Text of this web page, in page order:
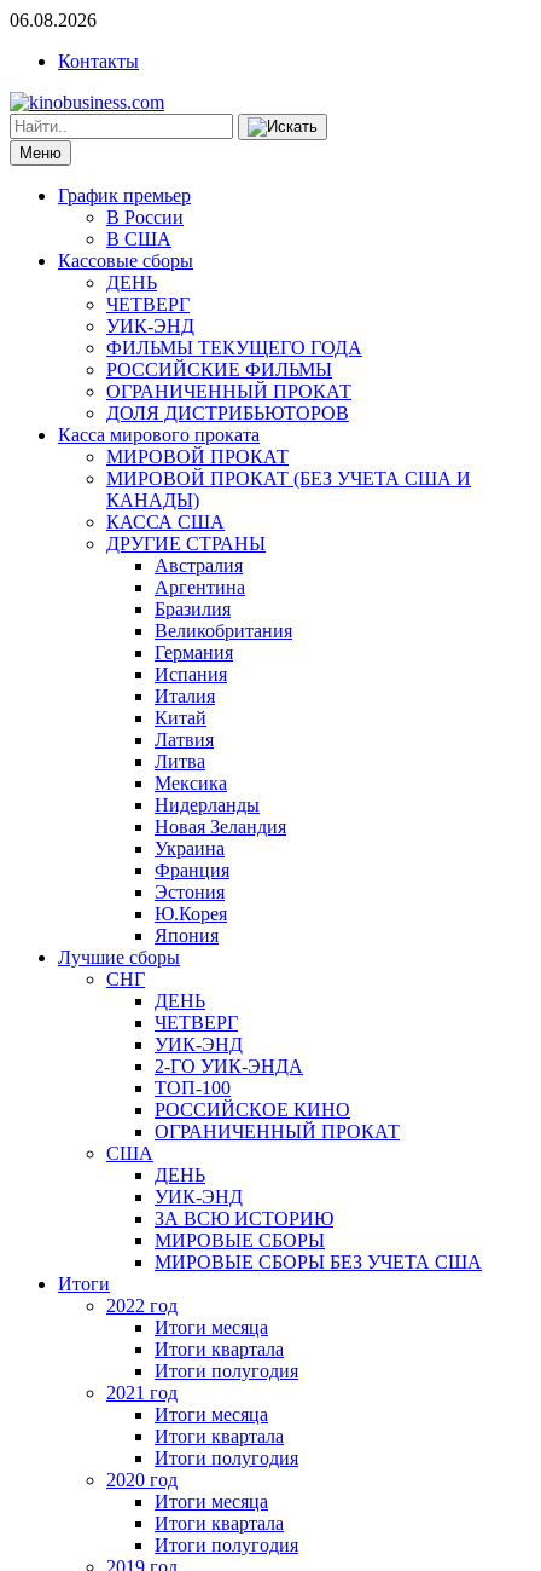
06.08.2026
Контакты
Меню
График премьер
В России
В США
Кассовые сборы
ДЕНЬ
ЧЕТВЕРГ
УИК-ЭНД
ФИЛЬМЫ ТЕКУЩЕГО ГОДА
РОССИЙСКИЕ ФИЛЬМЫ
ОГРАНИЧЕННЫЙ ПРОКАТ
ДОЛЯ ДИСТРИБЬЮТОРОВ
Касса мирового проката
МИРОВОЙ ПРОКАТ
МИРОВОЙ ПРОКАТ (БЕЗ УЧЕТА США И
КАНАДЫ)
КАССА США
ДРУГИЕ СТРАНЫ
Австралия
Аргентина
Бразилия
Великобритания
Германия
Испания
Италия
Китай
Латвия
Литва
Мексика
Нидерланды
Новая Зеландия
Украина
Франция
Эстония
Ю.Корея
Япония
Лучшие сборы
СНГ
ДЕНЬ
ЧЕТВЕРГ
УИК-ЭНД
2-ГО УИК-ЭНДА
ТОП-100
РОССИЙСКОЕ КИНО
ОГРАНИЧЕННЫЙ ПРОКАТ
США
ДЕНЬ
УИК-ЭНД
ЗА ВСЮ ИСТОРИЮ
МИРОВЫЕ СБОРЫ
МИРОВЫЕ СБОРЫ БЕЗ УЧЕТА США
Итоги
2022 год
Итоги месяца
Итоги квартала
Итоги полугодия
2021 год
Итоги месяца
Итоги квартала
Итоги полугодия
2020 год
Итоги месяца
Итоги квартала
Итоги полугодия
2019 год